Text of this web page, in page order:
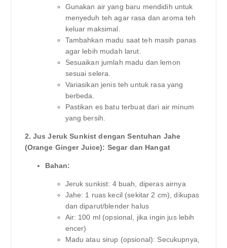
Gunakan air yang baru mendidih untuk
menyeduh teh agar rasa dan aroma teh
keluar maksimal.
Tambahkan madu saat teh masih panas
agar lebih mudah larut.
Sesuaikan jumlah madu dan lemon
sesuai selera.
Variasikan jenis teh untuk rasa yang
berbeda.
Pastikan es batu terbuat dari air minum
yang bersih.
2. Jus Jeruk Sunkist dengan Sentuhan Jahe
(Orange Ginger Juice): Segar dan Hangat
Bahan:
Jeruk sunkist: 4 buah, diperas airnya
Jahe: 1 ruas kecil (sekitar 2 cm), dikupas
dan diparut/blender halus
Air: 100 ml (opsional, jika ingin jus lebih
encer)
Madu atau sirup (opsional): Secukupnya,